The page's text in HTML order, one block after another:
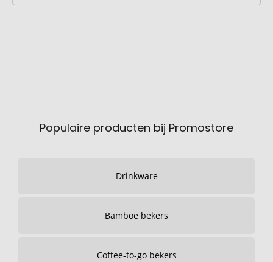
Populaire producten bij Promostore
Drinkware
Bamboe bekers
Coffee-to-go bekers